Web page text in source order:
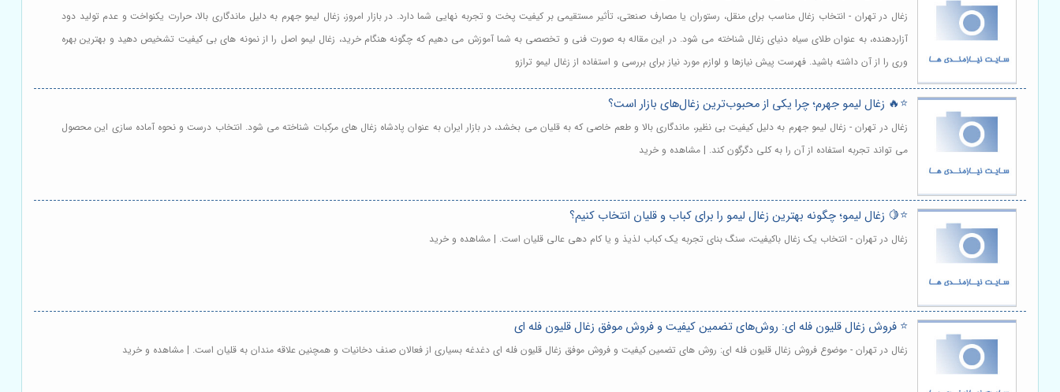
زغال در تهران - انتخاب زغال مناسب برای منقل، رستوران یا مصارف صنعتی، تأثیر مستقیمی بر کیفیت پخت و تجربه نهایی شما دارد. در بازار امروز، زغال لیمو جهرم به دلیل ماندگاری بالا، حرارت یکنواخت و عدم تولید دود
آزاردهنده، به عنوان طلای سیاه دنیای زغال شناخته می شود. در این مقاله به صورت فنی و تخصصی به شما آموزش می دهیم که چگونه هنگام خرید، زغال لیمو اصل را از نمونه های بی کیفیت تشخیص دهید و بهترین بهره
وری را از آن داشته باشید. فهرست پیش نیازها و لوازم مورد نیاز برای بررسی و استفاده از زغال لیمو ترازو
⭐️🔥 زغال لیمو جهرم؛ چرا یکی از محبوب‌ترین زغال‌های بازار است؟
زغال در تهران - زغال لیمو جهرم به دلیل کیفیت بی نظیر، ماندگاری بالا و طعم خاصی که به قلیان می بخشد، در بازار ایران به عنوان پادشاه زغال های مرکبات شناخته می شود. انتخاب درست و نحوه آماده سازی این محصول
می تواند تجربه استفاده از آن را به کلی دگرگون کند. | مشاهده و خرید
⭐️🍋 زغال لیمو؛ چگونه بهترین زغال لیمو را برای کباب و قلیان انتخاب کنیم؟
زغال در تهران - انتخاب یک زغال باکیفیت، سنگ بنای تجربه یک کباب لذیذ و یا کام دهی عالی قلیان است. | مشاهده و خرید
⭐️ فروش زغال قلیون فله ای: روش‌های تضمین کیفیت و فروش موفق زغال قلیون فله ای
زغال در تهران - موضوع فروش زغال قلیون فله ای: روش های تضمین کیفیت و فروش موفق زغال قلیون فله ای دغدغه بسیاری از فعالان صنف دخانیات و همچنین علاقه مندان به قلیان است. | مشاهده و خرید